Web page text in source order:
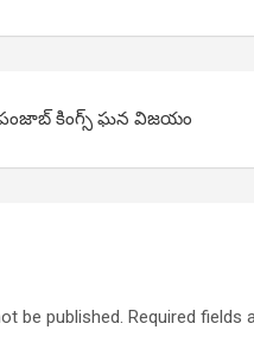
పంజాబ్ కింగ్స్ ఘన విజయం
be published. Required fields